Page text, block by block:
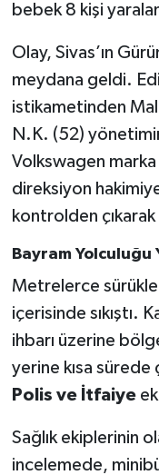
bebek 8 kişi
Olay, Sivas’ın
meydana geldi.
istikametinden
N.K. (52)
Volkswagen
direksiyon
kontrolden
Bayram Yolculuğu
Metrelerce
içerisinde sıkıştı.
ihbarı üzerine
yerine kısa sürede
Polis ve İtfaiye
Sağlık ekiplerinin
incelemede,
Gökçebey
GÜNDEM
İş ilanı
Kilimli
Kültür - Sanat
MAGAZİN
Resmi İlan
Röportaj
Sağlık